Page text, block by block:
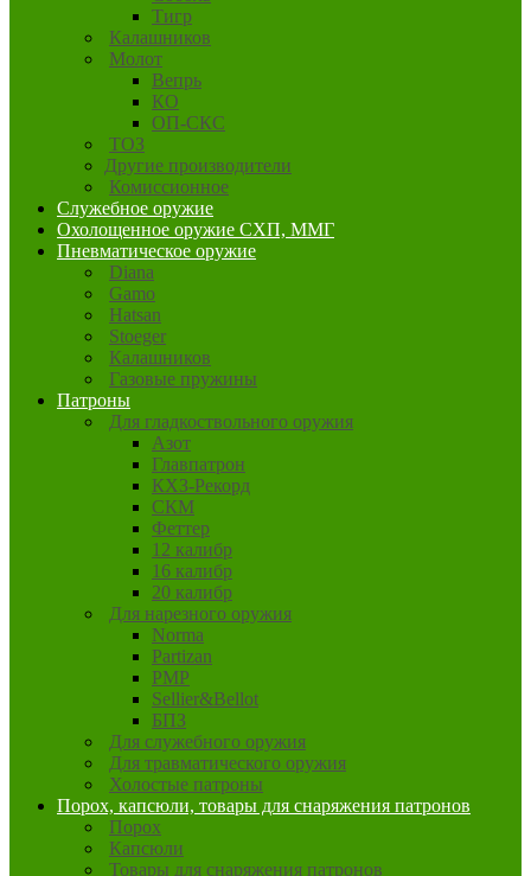
Тигр
Калашников
Молот
Вепрь
КО
ОП-СКС
ТОЗ
Другие производители
Комиссионное
Служебное оружие
Охолощенное оружие СХП, ММГ
Пневматическое оружие
Diana
Gamo
Hatsan
Stoeger
Калашников
Газовые пружины
Патроны
Для гладкоствольного оружия
Азот
Главпатрон
КХЗ-Рекорд
СКМ
Феттер
12 калибр
16 калибр
20 калибр
Для нарезного оружия
Norma
Partizan
PMP
Sellier&Bellot
БПЗ
Для служебного оружия
Для травматического оружия
Холостые патроны
Порох, капсюли, товары для снаряжения патронов
Порох
Капсюли
Товары для снаряжения патронов